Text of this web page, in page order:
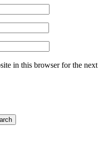
in this browser for the next